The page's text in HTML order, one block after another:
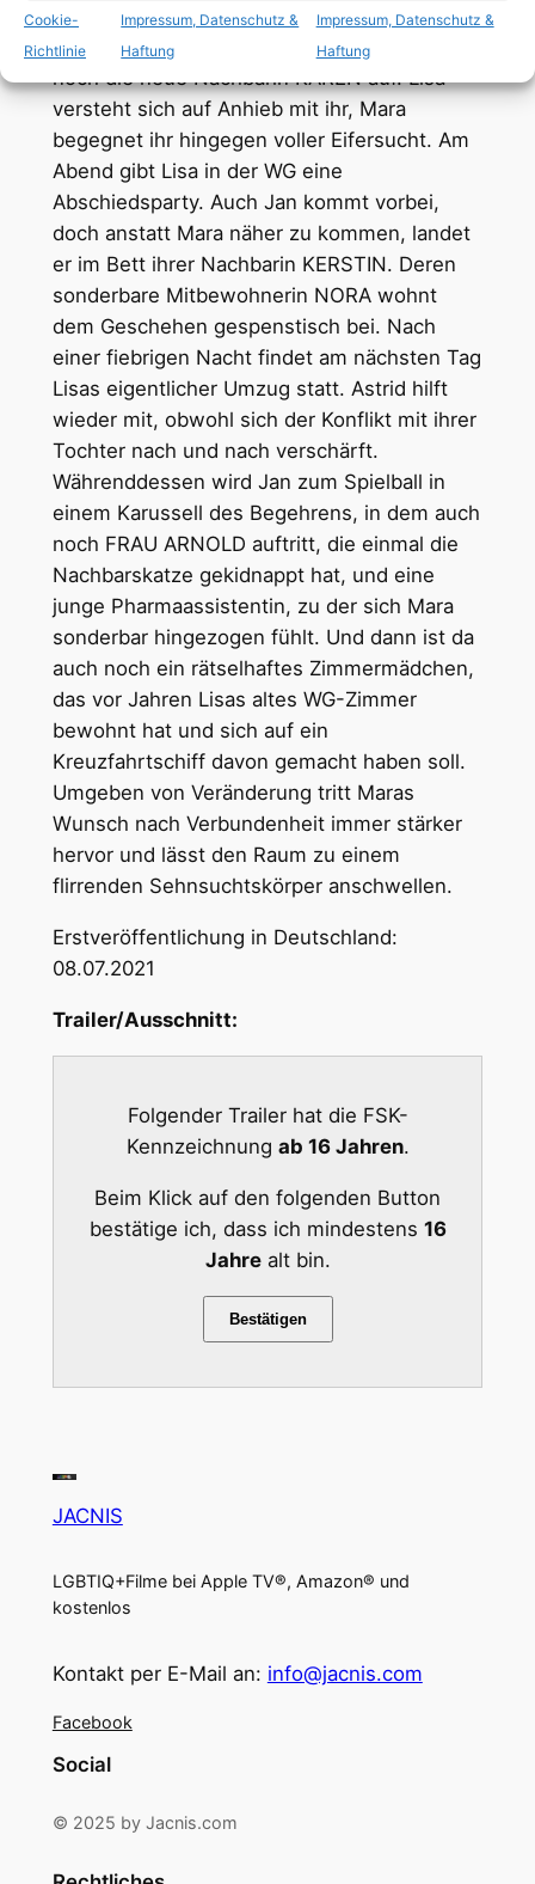
Cookie-
Richtlinie
Impressum, Datenschutz &
Haftung
Impressum, Datenschutz &
Haftung
Jureks Gehilfen JAN und Mara entsteht eine
sonderbare Dynamik. Und dann taucht auch
noch die neue Nachbarin KAREN auf. Lisa
versteht sich auf Anhieb mit ihr, Mara
begegnet ihr hingegen voller Eifersucht. Am
Abend gibt Lisa in der WG eine
Abschiedsparty. Auch Jan kommt vorbei,
doch anstatt Mara näher zu kommen, landet
er im Bett ihrer Nachbarin KERSTIN. Deren
sonderbare Mitbewohnerin NORA wohnt
dem Geschehen gespenstisch bei. Nach
einer fiebrigen Nacht findet am nächsten Tag
Lisas eigentlicher Umzug statt. Astrid hilft
wieder mit, obwohl sich der Konflikt mit ihrer
Tochter nach und nach verschärft.
Währenddessen wird Jan zum Spielball in
einem Karussell des Begehrens, in dem auch
noch FRAU ARNOLD auftritt, die einmal die
Nachbarskatze gekidnappt hat, und eine
junge Pharmaassistentin, zu der sich Mara
sonderbar hingezogen fühlt. Und dann ist da
auch noch ein rätselhaftes Zimmermädchen,
das vor Jahren Lisas altes WG-Zimmer
bewohnt hat und sich auf ein
Kreuzfahrtschiff davon gemacht haben soll.
Umgeben von Veränderung tritt Maras
Wunsch nach Verbundenheit immer stärker
hervor und lässt den Raum zu einem
flirrenden Sehnsuchtskörper anschwellen.
Erstveröffentlichung in Deutschland:
08.07.2021
Trailer/Ausschnitt:
Folgender Trailer hat die FSK-
Kennzeichnung ab 16 Jahren.
Beim Klick auf den folgenden Button
bestätige ich, dass ich mindestens 16
Jahrealt bin.
Bestätigen
JACNIS
LGBTIQ+Filme bei Apple TV®, Amazon® und
kostenlos
Kontakt per E-Mail an: info@jacnis.com
Facebook
Social
© 2025 by Jacnis.com